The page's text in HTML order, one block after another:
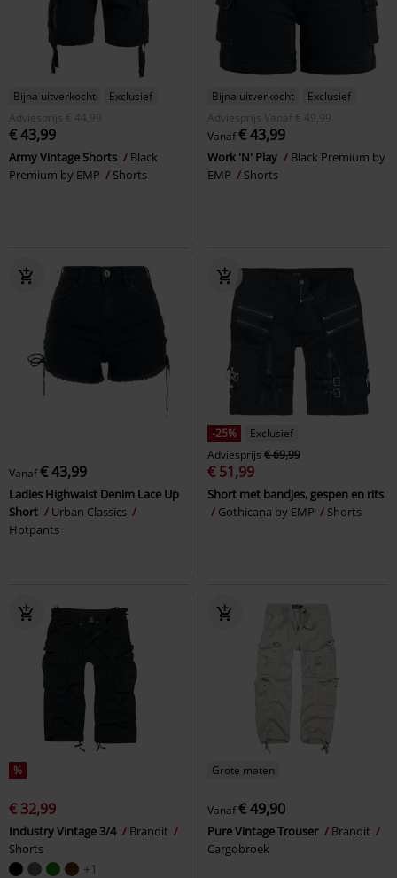
Bijna uitverkocht
Exclusief
Adviesprijs
€ 44,99
€ 43,99
Army Vintage Shorts
Black
Premium by EMP
Shorts
Bijna uitverkocht
Exclusief
Adviesprijs
Vanaf € 49,99
Vanaf€ 43,99
Work 'N' Play
Black Premium by
EMP
Shorts
Vanaf€ 43,99
Ladies Highwaist Denim Lace Up
Short
Urban Classics
Hotpants
-25%
Exclusief
Adviesprijs € 69,99
€ 51,99
Short met bandjes, gespen en rits
Gothicana by EMP
Shorts
%
€ 32,99
Industry Vintage 3/4
Brandit
Shorts
+1
Grote maten
Vanaf€ 49,90
Pure Vintage Trouser
Brandit
Cargobroek